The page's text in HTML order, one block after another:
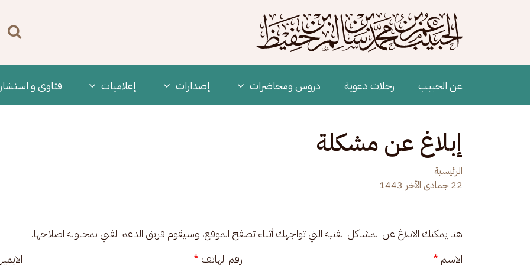
Main navigation
عن الحبيب رحلات دعوية دروس ومحاضرات ‫إصدارات إعلاميات فتاوى و
إبلاغ عن مشكلة
الرئيسية
22 جمادى الآخر 1443
هنا يمكنك الابلاغ عن المشاكل الفنية التي تواجهك أثناء تصفح الموقع، وسيقوم فريق الدعم الفني بمحاولة اصلاحها.
الاسم
رقم الهاتف